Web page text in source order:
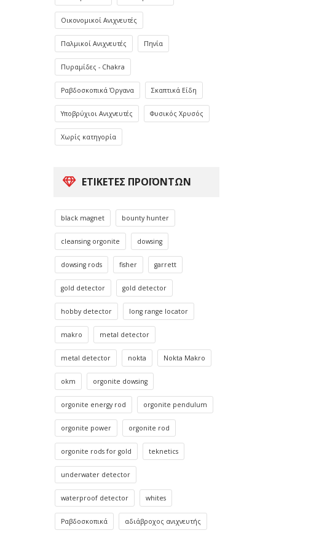
Οικονομικοί Ανιχνευτές
Παλμικοί Ανιχνευτές Πηνία
Πυραμίδες - Chakra
Ραβδοσκοπικά Όργανα Σκαπτικά Είδη
Υποβρύχιοι Ανιχνευτές Φυσικός Χρυσός
Χωρίς κατηγορία
ΕΤΙΚΈΤΕΣ ΠΡΟΪΌΝΤΩΝ
black magnet bounty hunter
cleansing orgonite dowsing
dowsing rods fisher garrett
gold detector gold detector
hobby detector long range locator
makro metal detector
metal detector nokta Nokta Makro
okm orgonite dowsing
orgonite energy rod orgonite pendulum
orgonite power orgonite rod
orgonite rods for gold teknetics
underwater detector
waterproof detector whites
Ραβδοσκοπικά αδιάβροχος ανιχνευτής